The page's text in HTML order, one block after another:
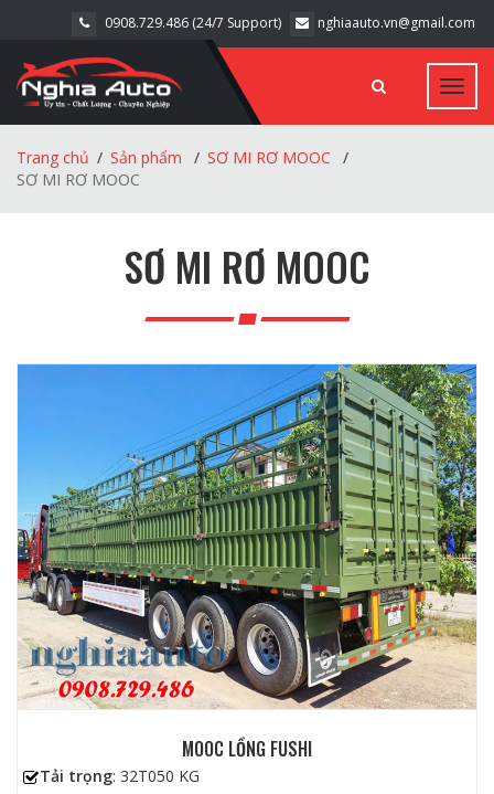
0908.729.486 (24/7 Support) nghiaauto.vn@gmail.com
Trang chủ Sản phẩm
SƠ MI RƠ MOOC
SƠ MI RƠ MOOC
SƠ MI RƠ MOOC
MOOC LỒNG FUSHI
Tải trọng: 32T050 KG